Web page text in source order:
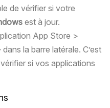
de vérifier si votre
est à jour.
App Store >
la barre latérale. C’est
si vos applications